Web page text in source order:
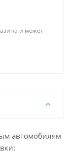
и может
автомобилям